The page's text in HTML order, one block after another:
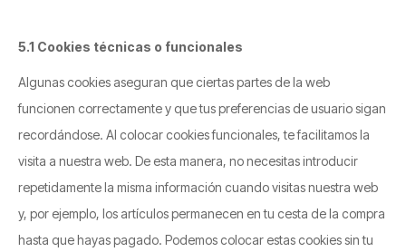
5.1 Cookies técnicas o funcionales
Algunas cookies aseguran que ciertas partes de la web
funcionen correctamente y que tus preferencias de usuario sigan
recordándose. Al colocar cookies funcionales, te facilitamos la
visita a nuestra web. De esta manera, no necesitas introducir
repetidamente la misma información cuando visitas nuestra web
y, por ejemplo, los artículos permanecen en tu cesta de la compra
hasta que hayas pagado. Podemos colocar estas cookies sin tu